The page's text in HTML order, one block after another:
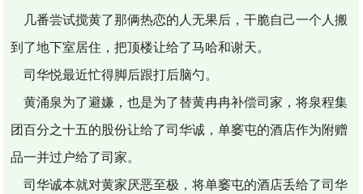
几番尝试搅黄了那俩热恋的人无果后，干脆自己一个人搬
到了地下室居住，把顶楼让给了马哈和谢天。
司华悦最近忙得脚后跟打后脑勺。
黄涌泉为了避嫌，也是为了替黄冉冉补偿司家，将泉程集
团百分之十五的股份让给了司华诚，单窭屯的酒店作为附赠
品一并过户给了司家。
司华诚本就对黄家厌恶至极，将单窭屯的酒店丢给了司华